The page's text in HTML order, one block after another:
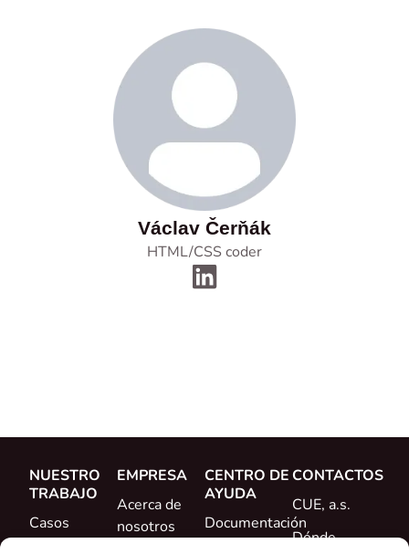
Václav Čerňák
HTML/CSS coder
NUESTRO
TRABAJO
Casos
prácticos
EMPRESA
Acerca de
nosotros
CENTRO DE
AYUDA
Documentación
CONTACTOS
CUE, a.s.
Dónde